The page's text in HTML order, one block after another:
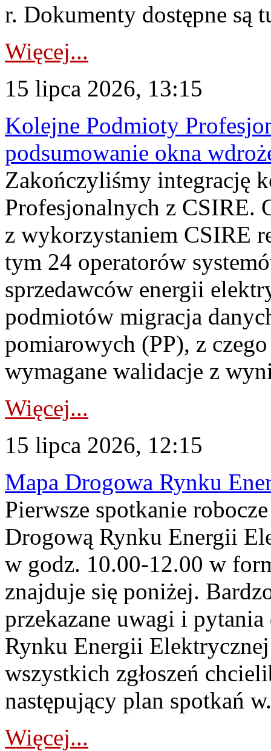
r. Dokumenty dostępne są
Więcej...
15 lipca 2026, 13:15
Kolejne Podmioty
podsumowanie okna
Zakończyliśmy integrację
Profesjonalnych z CSIRE.
z wykorzystaniem CSIRE
tym 24 operatorów
sprzedawców energii
podmiotów migracja
pomiarowych (PP), z
wymagane walidacje z
Więcej...
15 lipca 2026, 12:15
Mapa Drogowa Rynku
Pierwsze spotkanie
Drogową Rynku Energii
w godz. 10.00-12.00 w
znajduje się poniżej.
przekazane uwagi i
Rynku Energii
wszystkich zgłoszeń
następujący plan spotkań
Więcej...